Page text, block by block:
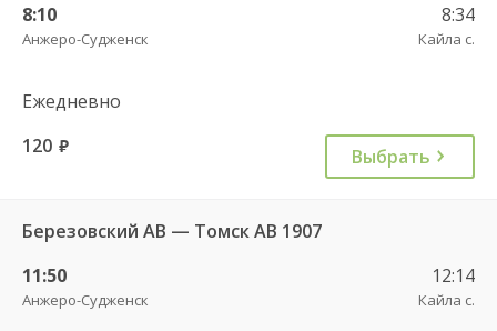
8:10
Анжеро-Судженск
8:34
Кайла с.
Ежедневно
120 руб. Выбрать
Березовский АВ — Томск АВ 1907
11:50
Анжеро-Судженск
12:14
Кайла с.